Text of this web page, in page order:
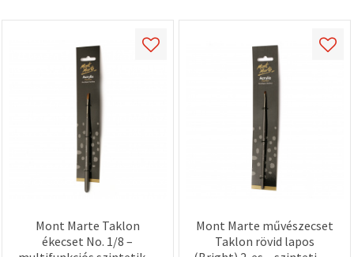
Mont Marte Taklon
ékecset No. 1/8 –
Mont Marte művészecset
Taklon rövid lapos